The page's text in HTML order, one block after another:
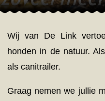
Wij van De Link
honden in de natuur.
als canitrailer.
Graag nemen we jullie